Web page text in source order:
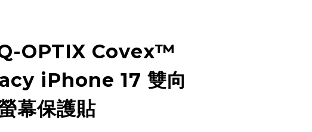
OPTIX Covex™
iPhone 17 雙向
幕保護貼